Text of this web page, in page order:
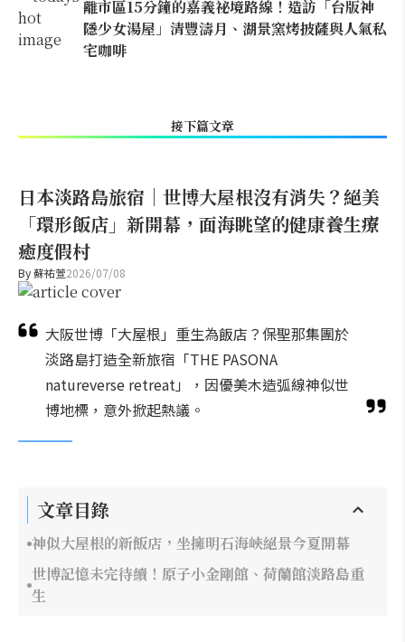
離市區15分鐘的嘉義祕境路線！造訪「台版神
隱少女湯屋」清豐濤月、湖景窯烤披薩與人氣私
宅咖啡
接下篇文章
日本淡路島旅宿｜世博大屋根沒有消失？絕美
「環形飯店」新開幕，面海眺望的健康養生療
癒度假村
By蘇祐萱2026/07/08
大阪世博「大屋根」重生為飯店？保聖那集團於
淡路島打造全新旅宿「THE PASONA
natureverse retreat」，因優美木造弧線神似世
博地標，意外掀起熱議。
文章目錄
神似大屋根的新飯店，坐擁明石海峽絕景今夏開幕
世博記憶未完待續！原子小金剛館、荷蘭館淡路島重
生